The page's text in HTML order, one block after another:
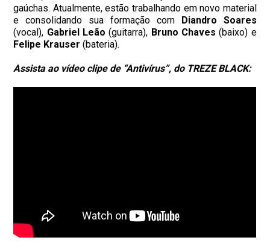
gaúchas. Atualmente, estão trabalhando em novo material
e consolidando sua formação com
Diandro Soares
(vocal), Gabriel Leão (guitarra), Bruno Chaves (baixo) e
Felipe Krauser (bateria).
Assista ao vídeo clipe de “Antivírus”, do TREZE BLACK: